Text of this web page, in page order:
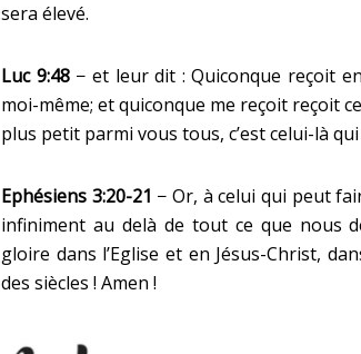
sera élevé.
Luc 9:48− et leur dit : Quiconque reçoit
moi-même; et quiconque me reçoit reçoit
plus petit parmi vous tous, c’est celui-là
Ephésiens 3:20-21 − Or, à celui qui peut
infiniment au delà de tout ce que nous
gloire dans l’Eglise et en Jésus-Christ,
des siècles ! Amen !